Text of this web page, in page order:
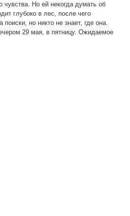
чувства. Но ей некогда думать об
глубоко в лес, после чего
но никто не знает, где она.
29 мая, в пятницу. Ожидаемое